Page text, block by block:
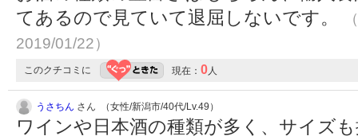
てあるので見ていて退屈しないです。
2019/01/22）
このクチコミに 現在： 0人
うさちん さん （女性/新潟市/40代/Lv.49）
ワインや日本酒の種類が多く、サイズ